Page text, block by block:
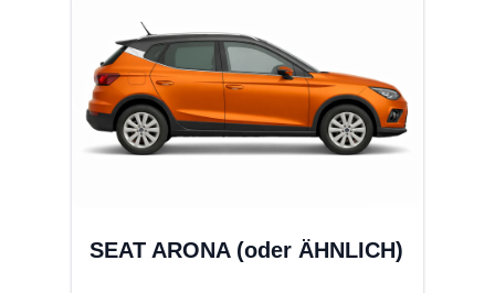
SEAT ARONA (oder ÄHNLICH)